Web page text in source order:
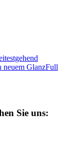
neuem GlanzFull
Sie uns: